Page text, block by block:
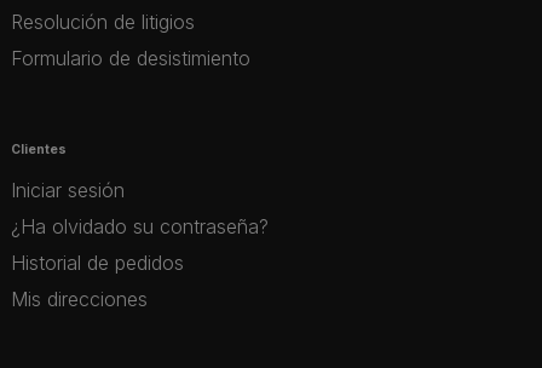
Resolución de litigios
Formulario de desistimiento
Clientes
Iniciar sesión
¿Ha olvidado su contraseña?
Historial de pedidos
Mis direcciones